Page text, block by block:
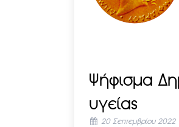
Ψήφισμα
υγείας
20 Σεπτεμβρίου 2022